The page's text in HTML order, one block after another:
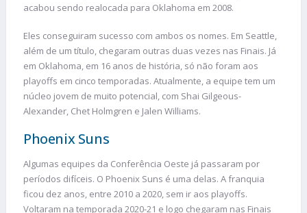
acabou sendo realocada para Oklahoma em 2008.
Eles conseguiram sucesso com ambos os nomes. Em Seattle,
além de um título, chegaram outras duas vezes nas Finais. Já
em Oklahoma, em 16 anos de história, só não foram aos
playoffs em cinco temporadas. Atualmente, a equipe tem um
núcleo jovem de muito potencial, com Shai Gilgeous-
Alexander, Chet Holmgren e Jalen Williams.
Phoenix Suns
Algumas equipes da Conferência Oeste já passaram por
períodos difíceis. O Phoenix Suns é uma delas. A franquia
ficou dez anos, entre 2010 a 2020, sem ir aos playoffs.
Voltaram na temporada 2020-21 e logo chegaram nas Finais